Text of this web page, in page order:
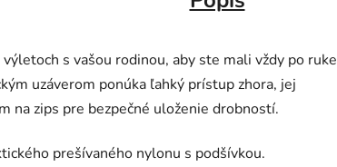
s vašou rodinou, aby ste mali vždy po ruke
uzáverom ponúka ľahký prístup zhora, jej
na zips pre bezpečné uloženie drobností.
prešívaného nylonu s podšívkou.